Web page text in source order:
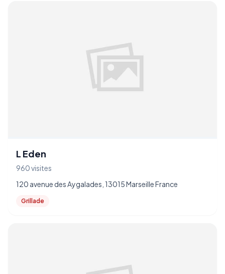
L Eden
960 visites
120 avenue des Aygalades, 13015 Marseille France
Grillade